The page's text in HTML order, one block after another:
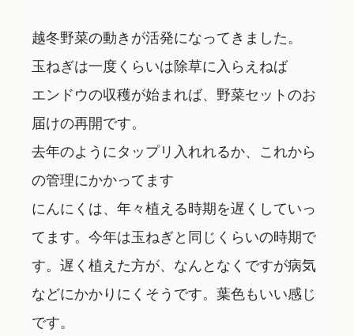
越冬野菜の動きが活発になってきました。
玉ねぎは一度くらいは除草に入らえねば
エンドウの収穫が始まれば、野菜セットのお
届けの再開です。
去年のようにタップリ入れれるか、これから
の管理にかかってます
にんにくは、年々植える時期を遅くしていっ
てます。今年は玉ねぎと同じくらいの時期で
す。遅く植えた方が、なんとなくですが病気
などにかかりにくそうです。葉色もいい感じ
です。